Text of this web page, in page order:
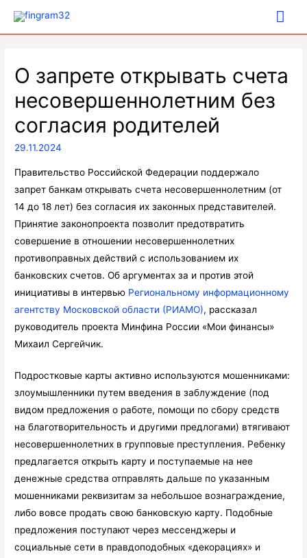
О запрете открывать счета
несовершеннолетним без
согласия родителей
29.11.2024
Правительство Российской Федерации поддержало
запрет банкам открывать счета несовершеннолетним (от
14 до 18 лет) без согласия их законных представителей.
Принятие законопроекта позволит предотвратить
совершение в отношении несовершеннолетних
противоправных действий с использованием их
банковских счетов. Об аргументах за и против этой
инициативы в интервью Региональному информационному
агентству Московской области (РИАМО), рассказал
руководитель проекта Минфина России «Мои финансы»
Михаил Сергейчик.
Подростковые карты активно используются мошенниками:
злоумышленники путем введения в заблуждение (под
видом предложения о работе, помощи по сбору средств
на благотворительность и другими предлогами) втягивают
несовершеннолетних в групповые преступления. Ребенку
предлагается открыть карту и поступаемые на нее
денежные средства отправлять дальше по указанным
мошенниками реквизитам за небольшое вознаграждение,
либо вовсе продать свою банковскую карту. Подобные
предложения поступают через мессенджеры и
социальные сети в правдоподобных «декорациях» и